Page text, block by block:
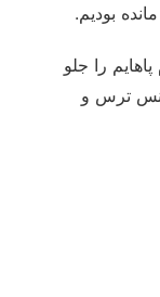
بودیم.
را جلو
ترس و